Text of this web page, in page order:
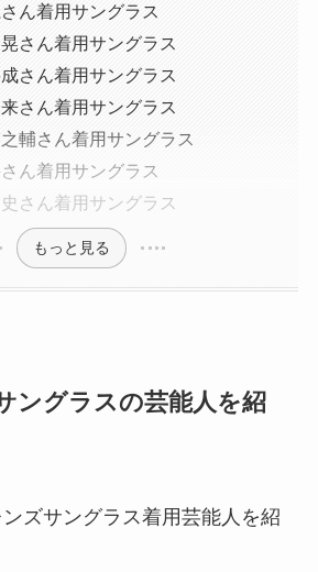
ん着用サングラス
さん着用サングラス
さん着用サングラス
さん着用サングラス
輔さん着用サングラス
ん着用サングラス
さん着用サングラス
もっと見る
ングラスの芸能人を紹
ズサングラス着用芸能人を紹